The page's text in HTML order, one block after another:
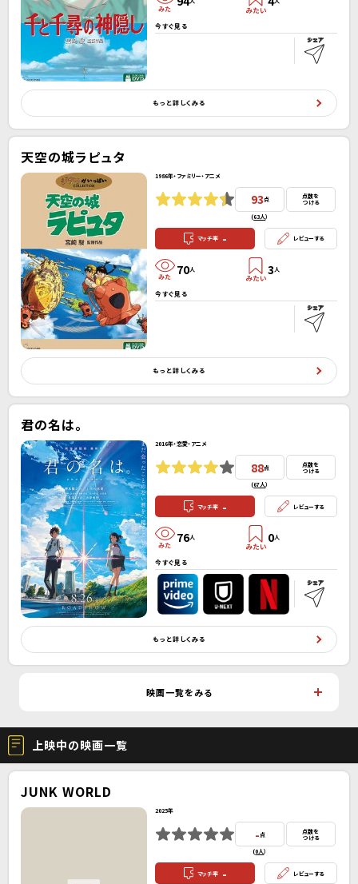
今すぐ見る
もっと詳しくみる
天空の城ラピュタ
1986年・ファミリー・アニメ
93点
(63人）
点数を
つける
マッチ率 - レビューする
70人 3人
今すぐ見る
もっと詳しくみる
君の名は。
2016年・恋愛・アニメ
88点
(67人）
点数を
つける
マッチ率 - レビューする
76人 0人
今すぐ見る
もっと詳しくみる
映画一覧をみる
上映中の映画一覧
JUNK WORLD
2025年
- 点
(0人）
点数を
つける
マッチ率 - レビューする